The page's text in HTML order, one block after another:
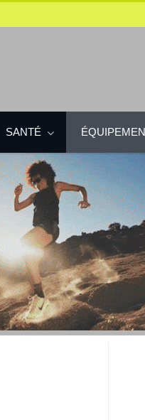
SANTÉ